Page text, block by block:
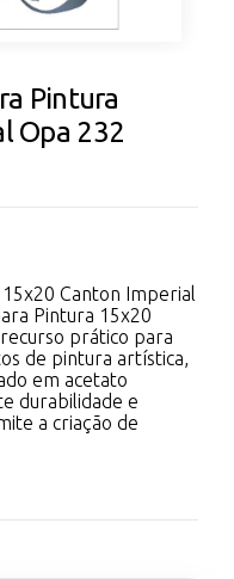
Pintura
Opa 232
Canton Imperial
Pintura 15x20
prático para
de pintura artística,
em acetato
durabilidade e
a criação de